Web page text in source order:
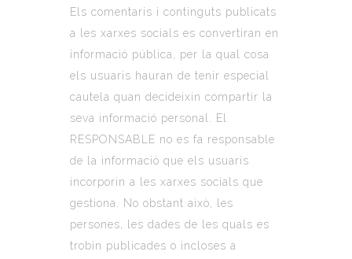
Els comentaris i continguts publicats
a les xarxes socials es convertiran en
informació pública, per la qual cosa
els usuaris hauran de tenir especial
cautela quan decideixin compartir la
seva informació personal. El
RESPONSABLE no es fa responsable
de la informació que els usuaris
incorporin a les xarxes socials que
gestiona. No obstant això, les
persones, les dades de les quals es
trobin publicades o incloses a